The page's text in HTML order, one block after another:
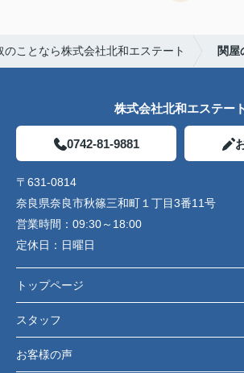
ことなら株式会社北和エステート 関屋
株式会社北和エステート
0742-81-9881
〒631-0814
奈良県奈良市秋篠三和町１丁目3番11号
営業時間： 09:30～18:00
定休日： 日曜日
トップページ
スタッフ
お客様の声